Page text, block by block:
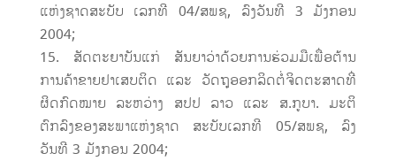
ແຫ່ງຊາດສະບັບ ເລກທີ 04/ສພຊ, ລົງວັນທີ 3 ມັງກອນ
2004;
ສັດຕະຍາບັນແກ່ ສັນຍາວ່າດ້ວຍການຮ່ວມມືເພື່ອຕ້ານ
ການຄ້າຂາຍຢາເສບຕິດ ແລະ ວັດຖຸອອກລິດຕໍ່ຈິດຕະສາດທີ່
ຜິດກົດໝາຍ ລະຫວ່າງ ສປປ ລາວ ແລະ ສ.ກູບາ. ມະຕິ
ຕົກລົງຂອງສະພາແຫ່ງຊາດ ສະບັບເລກທີ 05/ສພຊ, ລົງ
ວັນທີ 3 ມັງກອນ 2004;